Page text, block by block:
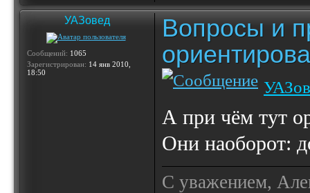
УАЗовед
Сообщений: 1065
Зарегистрирован: 14 янв 2010,
18:50
Вопросы и
А при чём тут
Они наоборот:
С уважением,